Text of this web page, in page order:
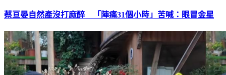
蔡亘晏自然產沒打麻醉 「陣痛31個小時」苦喊：眼冒金星